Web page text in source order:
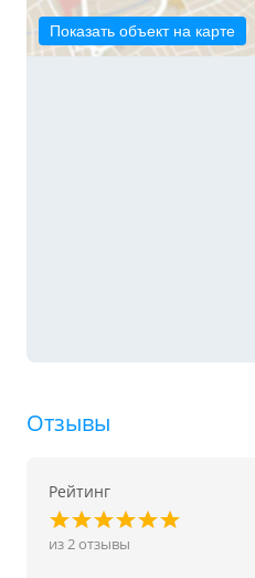
Показать объект на карте
Отзывы
Рейтинг
из 2 отзывы